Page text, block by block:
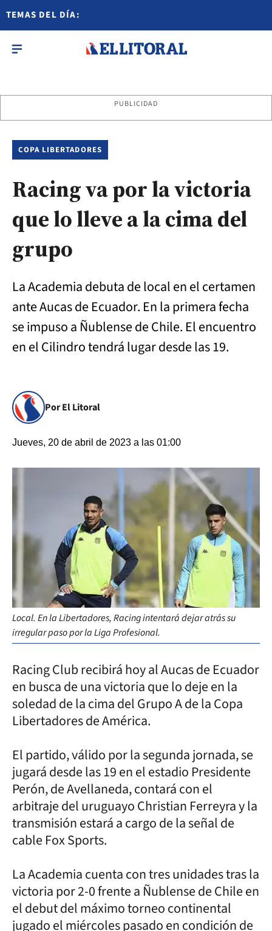
TEMAS DEL DÍA:
PUBLICIDAD
COPA LIBERTADORES
Racing va por la victoria
que lo lleve a la cima del
grupo
La Academia debuta de local en el certamen
ante Aucas de Ecuador. En la primera fecha
se impuso a Ñublense de Chile. El encuentro
en el Cilindro tendrá lugar desde las 19.
Por El Litoral
Jueves, 20 de abril de 2023 a las 01:00
Local. En la Libertadores, Racing intentará dejar atrás su
irregular paso por la Liga Profesional.
Racing Club recibirá hoy al Aucas de Ecuador
en busca de una victoria que lo deje en la
soledad de la cima del Grupo A de la Copa
Libertadores de América.
El partido, válido por la segunda jornada, se
jugará desde las 19 en el estadio Presidente
Perón, de Avellaneda, contará con el
arbitraje del uruguayo Christian Ferreyra y la
transmisión estará a cargo de la señal de
cable Fox Sports.
La Academia cuenta con tres unidades tras la
victoria por 2-0 frente a Ñublense de Chile en
el debut del máximo torneo continental
jugado el miércoles pasado en condición de